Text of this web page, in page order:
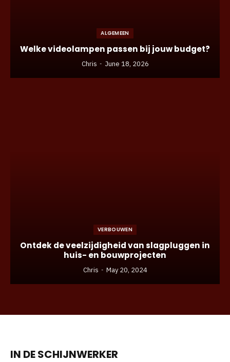
ALGEMEEN
Welke videolampen passen bij jouw budget?
Chris June 18, 2026
VERBOUWEN
Ontdek de veelzijdigheid van slagpluggen in
huis- en bouwprojecten
Chris May 20, 2024
IN DE SCHIJNWERKER